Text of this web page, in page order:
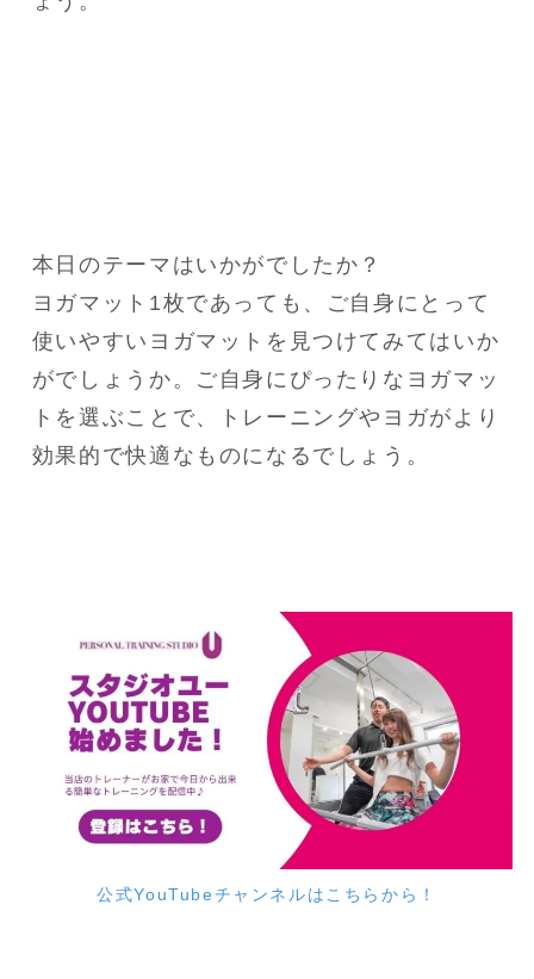
本日のテーマはいかがでしたか？
ヨガマット1枚であっても、ご自身にとって
使いやすいヨガマットを見つけてみてはいか
がでしょうか。ご自身にぴったりなヨガマッ
トを選ぶことで、トレーニングやヨガがより
効果的で快適なものになるでしょう。
公式YouTubeチャンネルはこちらから！